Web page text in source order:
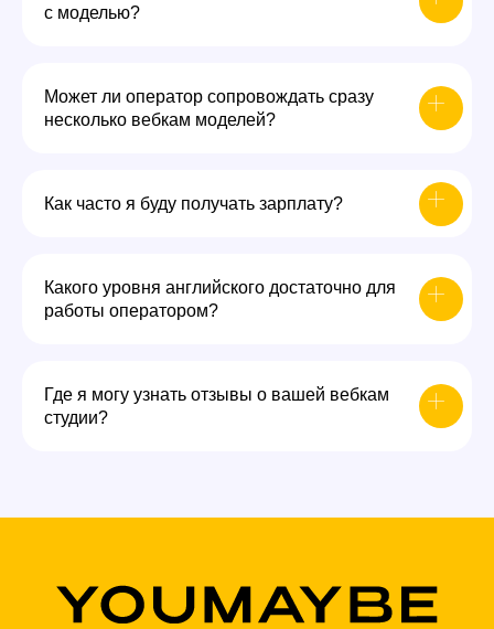
с моделью?
Может ли оператор сопровождать сразу
несколько вебкам моделей?
Как часто я буду получать зарплату?
Какого уровня английского достаточно для
работы оператором?
Где я могу узнать отзывы о вашей вебкам
студии?